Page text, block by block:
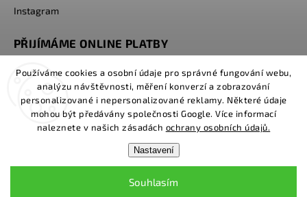
Používáme cookies a osobní údaje pro správné fungování webu,
analýzu návštěvnosti, měření konverzí a zobrazování
personalizované i nepersonalizované reklamy. Některé údaje
mohou být předávány společnosti Google. Více informací
naleznete v našich zásadách ochrany osobních údajů.
Nastavení
Souhlasím
Instagram
PŘIJÍMÁME ONLINE PLATBY